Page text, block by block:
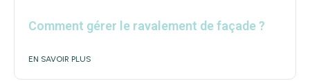
Comment gérer le ravalement de façade ?
EN SAVOIR PLUS